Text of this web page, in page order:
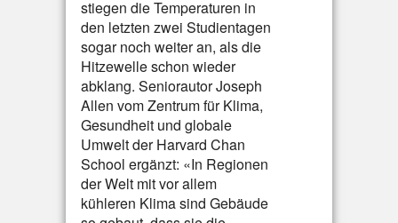
stiegen die Temperaturen in
den letzten zwei Studientagen
sogar noch weiter an, als die
Hitzewelle schon wieder
abklang. Seniorautor Joseph
Allen vom Zentrum für Klima,
Gesundheit und globale
Umwelt der Harvard Chan
School ergänzt: «In Regionen
der Welt mit vor allem
kühleren Klima sind Gebäude